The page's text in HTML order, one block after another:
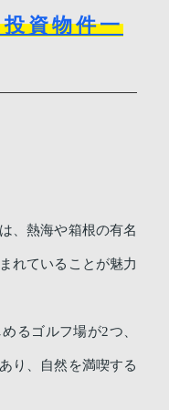
資物件一
、熱海や箱根の有名
れていることが魅力
るゴルフ場が2つ、
り、自然を満喫する